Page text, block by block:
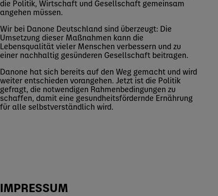
die Politik, Wirtschaft und Gesellschaft gemeinsam
angehen müssen.
Wir bei Danone Deutschland sind überzeugt: Die
Umsetzung dieser Maßnahmen kann die
Lebensqualität vieler Menschen verbessern und zu
einer nachhaltig gesünderen Gesellschaft beitragen.
Danone hat sich bereits auf den Weg gemacht und wird
weiter entschieden vorangehen. Jetzt ist die Politik
gefragt, die notwendigen Rahmenbedingungen zu
schaffen, damit eine gesundheitsfördernde Ernährung
für alle selbstverständlich wird.
IMPRESSUM